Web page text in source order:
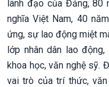
lãnh đạo của Đảng, 80
nghĩa Việt Nam, 40
ứng, sự lao động miệt
lớp nhân dân lao
khoa học, văn nghệ sỹ.
vai trò của trí thức,